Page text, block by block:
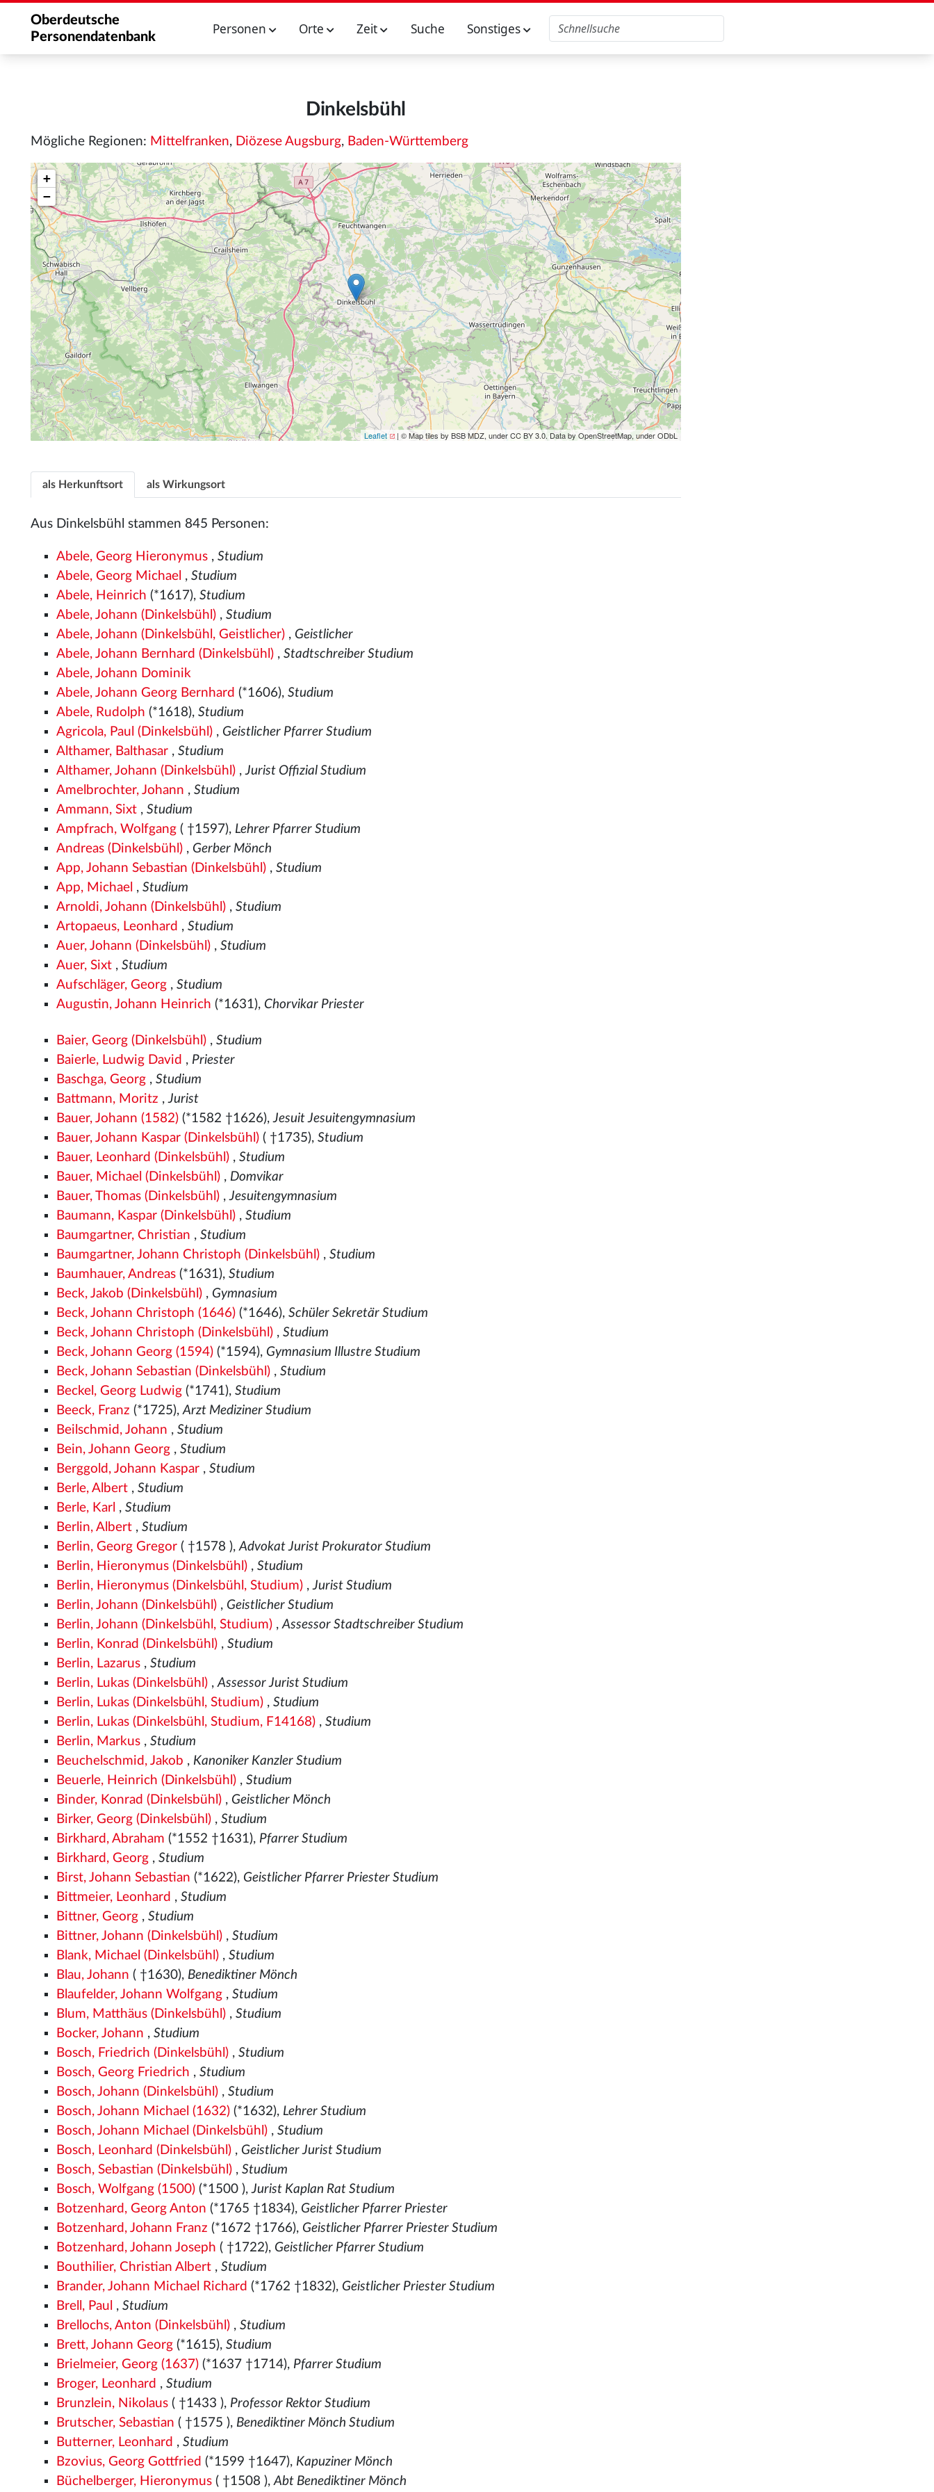
Oberdeutsche
Personendatenbank
Personen Orte Zeit Suche Sonstiges
Dinkelsbühl
Mögliche Regionen: Mittelfranken, Diözese Augsburg, Baden-Württemberg
+
−
Leaflet | © Map tiles by BSB MDZ, under CC BY 3.0. Data by OpenStreetMap, under ODbL
als Herkunftsort als Wirkungsort
Aus Dinkelsbühl stammen 845 Personen:
Abele, Georg Hieronymus ,Studium
Abele, Georg Michael ,Studium
Abele, Heinrich (*1617),Studium
Abele, Johann (Dinkelsbühl) ,Studium
Abele, Johann (Dinkelsbühl, Geistlicher) , Geistlicher
Abele, Johann Bernhard (Dinkelsbühl) ,Stadtschreiber Studium
Abele, Johann Dominik
Abele, Johann Georg Bernhard (*1606),Studium
Abele, Rudolph (*1618),Studium
Agricola, Paul (Dinkelsbühl) , Geistlicher Pfarrer Studium
Althamer, Balthasar ,Studium
Althamer, Johann (Dinkelsbühl) ,Jurist Offizial Studium
Amelbrochter, Johann ,Studium
Ammann, Sixt ,Studium
Ampfrach, Wolfgang ( †1597), Lehrer Pfarrer Studium
Andreas (Dinkelsbühl) , Gerber Mönch
App, Johann Sebastian (Dinkelsbühl) ,Studium
App, Michael ,Studium
Arnoldi, Johann (Dinkelsbühl) ,Studium
Artopaeus, Leonhard ,Studium
Auer, Johann (Dinkelsbühl) ,Studium
Auer, Sixt ,Studium
Aufschläger, Georg ,Studium
Augustin, Johann Heinrich (*1631), Chorvikar Priester
Baier, Georg (Dinkelsbühl) ,Studium
Baierle, Ludwig David , Priester
Baschga, Georg ,Studium
Battmann, Moritz ,Jurist
Bauer, Johann (1582) (*1582 †1626),Jesuit Jesuitengymnasium
Bauer, Johann Kaspar (Dinkelsbühl) ( †1735),Studium
Bauer, Leonhard (Dinkelsbühl) ,Studium
Bauer, Michael (Dinkelsbühl) , Domvikar
Bauer, Thomas (Dinkelsbühl) ,Jesuitengymnasium
Baumann, Kaspar (Dinkelsbühl) ,Studium
Baumgartner, Christian ,Studium
Baumgartner, Johann Christoph (Dinkelsbühl) ,Studium
Baumhauer, Andreas (*1631),Studium
Beck, Jakob (Dinkelsbühl) , Gymnasium
Beck, Johann Christoph (1646) (*1646),Schüler Sekretär Studium
Beck, Johann Christoph (Dinkelsbühl) ,Studium
Beck, Johann Georg (1594) (*1594), Gymnasium Illustre Studium
Beck, Johann Sebastian (Dinkelsbühl) ,Studium
Beckel, Georg Ludwig (*1741),Studium
Beeck, Franz (*1725),Arzt Mediziner Studium
Beilschmid, Johann ,Studium
Bein, Johann Georg ,Studium
Berggold, Johann Kaspar ,Studium
Berle, Albert ,Studium
Berle, Karl ,Studium
Berlin, Albert ,Studium
Berlin, Georg Gregor ( †1578 ),Advokat Jurist Prokurator Studium
Berlin, Hieronymus (Dinkelsbühl) ,Studium
Berlin, Hieronymus (Dinkelsbühl, Studium) ,Jurist Studium
Berlin, Johann (Dinkelsbühl) , Geistlicher Studium
Berlin, Johann (Dinkelsbühl, Studium) ,Assessor Stadtschreiber Studium
Berlin, Konrad (Dinkelsbühl) ,Studium
Berlin, Lazarus ,Studium
Berlin, Lukas (Dinkelsbühl) ,Assessor Jurist Studium
Berlin, Lukas (Dinkelsbühl, Studium) ,Studium
Berlin, Lukas (Dinkelsbühl, Studium, F14168) ,Studium
Berlin, Markus ,Studium
Beuchelschmid, Jakob , Kanoniker Kanzler Studium
Beuerle, Heinrich (Dinkelsbühl) ,Studium
Binder, Konrad (Dinkelsbühl) , Geistlicher Mönch
Birker, Georg (Dinkelsbühl) ,Studium
Birkhard, Abraham (*1552 †1631), Pfarrer Studium
Birkhard, Georg ,Studium
Birst, Johann Sebastian (*1622), Geistlicher Pfarrer Priester Studium
Bittmeier, Leonhard ,Studium
Bittner, Georg ,Studium
Bittner, Johann (Dinkelsbühl) ,Studium
Blank, Michael (Dinkelsbühl) ,Studium
Blau, Johann ( †1630), Benediktiner Mönch
Blaufelder, Johann Wolfgang ,Studium
Blum, Matthäus (Dinkelsbühl) ,Studium
Bocker, Johann ,Studium
Bosch, Friedrich (Dinkelsbühl) ,Studium
Bosch, Georg Friedrich ,Studium
Bosch, Johann (Dinkelsbühl) ,Studium
Bosch, Johann Michael (1632) (*1632), Lehrer Studium
Bosch, Johann Michael (Dinkelsbühl) ,Studium
Bosch, Leonhard (Dinkelsbühl) , Geistlicher Jurist Studium
Bosch, Sebastian (Dinkelsbühl) ,Studium
Bosch, Wolfgang (1500) (*1500 ),Jurist Kaplan Rat Studium
Botzenhard, Georg Anton (*1765 †1834), Geistlicher Pfarrer Priester
Botzenhard, Johann Franz (*1672 †1766), Geistlicher Pfarrer Priester Studium
Botzenhard, Johann Joseph ( †1722), Geistlicher Pfarrer Studium
Bouthilier, Christian Albert ,Studium
Brander, Johann Michael Richard (*1762 †1832), Geistlicher Priester Studium
Brell, Paul ,Studium
Brellochs, Anton (Dinkelsbühl) ,Studium
Brett, Johann Georg (*1615),Studium
Brielmeier, Georg (1637) (*1637 †1714), Pfarrer Studium
Broger, Leonhard ,Studium
Brunzlein, Nikolaus ( †1433 ), Professor Rektor Studium
Brutscher, Sebastian ( †1575 ), Benediktiner Mönch Studium
Butterner, Leonhard ,Studium
Bzovius, Georg Gottfried (*1599 †1647), Kapuziner Mönch
Büchelberger, Hieronymus ( †1508 ),Abt Benediktiner Mönch